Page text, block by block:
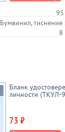
Бумвинил, тиснение
8
Бланк
личности (ТКУЛ-
73 ₽